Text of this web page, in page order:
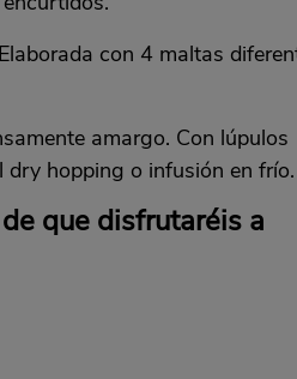
con 4 maltas
amargo. Con lúpulos
hopping o infusión en frío.
que disfrutaréis a